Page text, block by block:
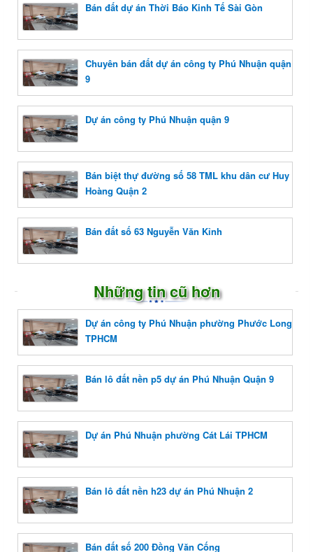
Bán đất dự án Thời Báo Kinh Tế Sài Gòn
Chuyên bán đất dự án công ty Phú Nhuận quận
9
Dự án công ty Phú Nhuận quận 9
Bán biệt thự đường số 58 TML khu dân cư Huy
Hoàng Quận 2
Bán đất số 63 Nguyễn Văn Kỉnh
Những tin cũ hơn
Dự án công ty Phú Nhuận phường Phước Long
TPHCM
Bán lô đất nền p5 dự án Phú Nhuận Quận 9
Dự án Phú Nhuận phường Cát Lái TPHCM
Bán lô đất nền h23 dự án Phú Nhuận 2
Bán đất số 200 Đồng Văn Cống